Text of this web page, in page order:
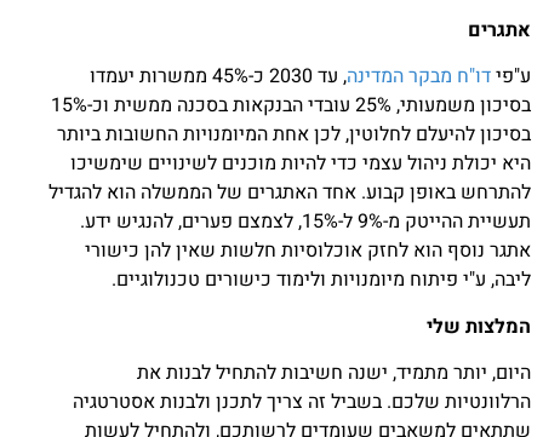
אתגרים
ע"פידו"ח מבקר המדינה
, עד 2030 כ-45% ממשרות יעמדו
בסיכון משמעותי, 25% עובדי הבנקאות בסכנה ממשית וכ-15%
בסיכון להיעלם לחלוטין, לכן אחת המיומנויות החשובות ביותר
היא יכולת ניהול עצמי כדי להיות מוכנים לשינויים שימשיכו
להתרחש באופן קבוע. אחד האתגרים של הממשלה הוא להגדיל
תעשיית ההייטק מ-9% ל-15%, לצמצם פערים, להנגיש ידע.
אתגר נוסף הוא לחזק אוכלוסיות חלשות שאין להן כישורי
ליבה, ע"י פיתוח מיומנויות ולימוד כישורים טכנולוגיים.
המלצות שלי
היום, יותר מתמיד, ישנה חשיבות להתחיל לבנות את
הרלוונטיות שלכם. בשביל זה צריך לתכנן ולבנות אסטרטגיה